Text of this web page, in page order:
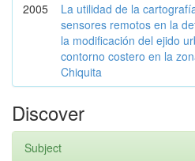
2005
La utilidad de la
sensores remotos en la
la modificación del ejido
contorno costero en la
Chiquita
Discover
Subject